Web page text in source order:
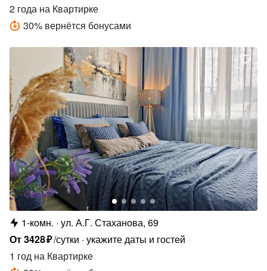
2 года на Квартирке
30% вернётся бонусами
1-комн. ул. А.Г. Стаханова, 69
От3428₽/сутки укажите даты и гостей
1 год на Квартирке